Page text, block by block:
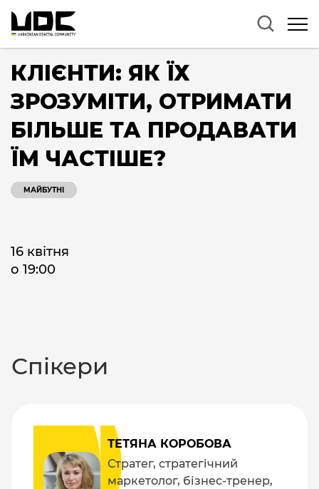
КЛІЄНТИ: ЯК ЇХ
ЗРОЗУМІТИ, ОТРИМАТИ
БІЛЬШЕ ТА ПРОДАВАТИ
ЇМ ЧАСТІШЕ?
МАЙБУТНІ
16 квітня
о 19:00
Спікери
ТЕТЯНА КОРОБОВА
Стратег, стратегічний
маркетолог, бізнес-тренер,